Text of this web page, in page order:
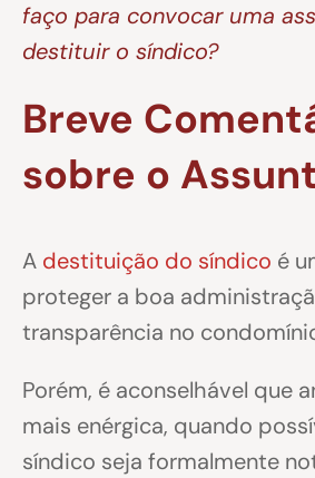
faço para convocar uma
destituir o síndico?
Breve
sobre o
A destituição do síndico é
proteger a boa
transparência no
Porém, é aconselhável que
mais enérgica, quando
síndico seja formalmente